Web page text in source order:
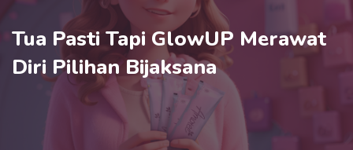
Tua Pasti Tapi GlowUP Merawat
Diri Pilihan Bijaksana